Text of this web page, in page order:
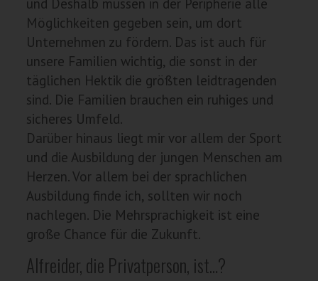
und Deshalb müssen in der Peripherie alle
Möglichkeiten gegeben sein, um dort
Unternehmen zu fördern. Das ist auch für
unsere Familien wichtig, die sonst in der
täglichen Hektik die größten leidtragenden
sind. Die Familien brauchen ein ruhiges und
sicheres Umfeld.
Darüber hinaus liegt mir vor allem der Sport
und die Ausbildung der jungen Menschen am
Herzen. Vor allem bei der sprachlichen
Ausbildung finde ich, sollten wir noch
nachlegen. Die Mehrsprachigkeit ist eine
große Chance für die Zukunft.
Alfreider, die Privatperson, ist…?